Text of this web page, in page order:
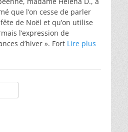
que l’on cesse de parler
de Noël et qu’on utilise
l’expression de
d’hiver ». Fort Lire plus